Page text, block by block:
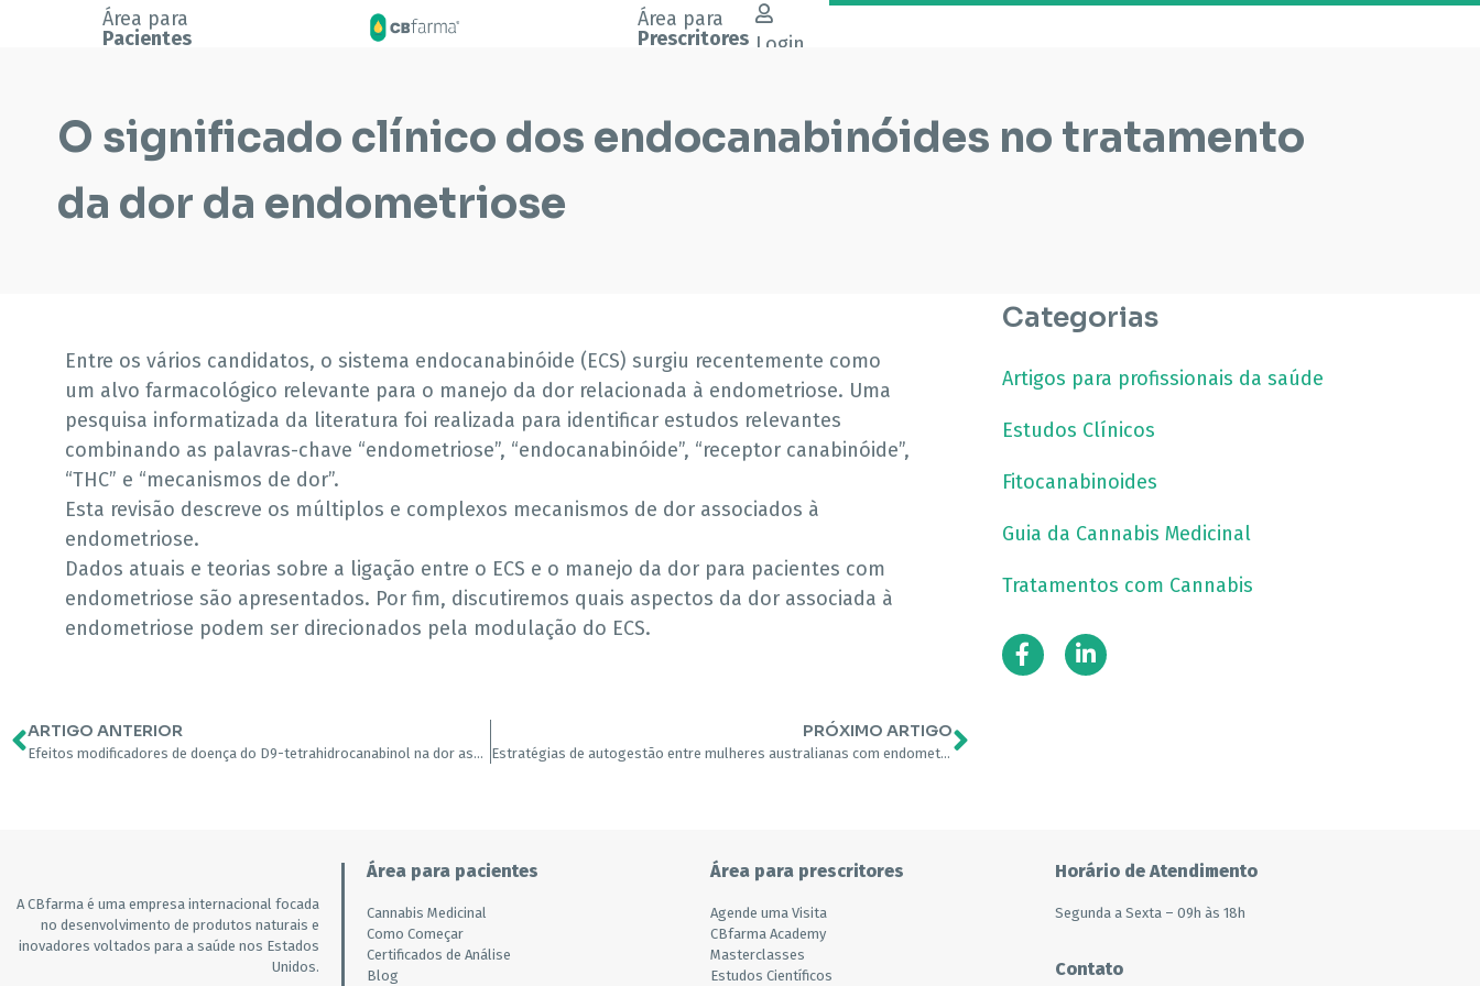
Área para
Pacientes
Área para
Prescritores Login
O significado clínico dos endocanabinóides no tratamento
da dor da endometriose
Entre os vários candidatos, o sistema endocanabinóide (ECS) surgiu recentemente como
um alvo farmacológico relevante para o manejo da dor relacionada à endometriose. Uma
pesquisa informatizada da literatura foi realizada para identificar estudos relevantes
combinando as palavras-chave “endometriose”, “endocanabinóide”, “receptor canabinóide”,
“THC” e “mecanismos de dor”.
Esta revisão descreve os múltiplos e complexos mecanismos de dor associados à
endometriose.
Dados atuais e teorias sobre a ligação entre o ECS e o manejo da dor para pacientes com
endometriose são apresentados. Por fim, discutiremos quais aspectos da dor associada à
endometriose podem ser direcionados pela modulação do ECS.
ARTIGO ANTERIOR
Efeitos modificadores de doença do D9-tetrahidrocanabinol na dor associada à endometriose
PRÓXIMO ARTIGO
Estratégias de autogestão entre mulheres australianas com endometriose: uma pesquisa nacional online
Categorias
Artigos para profissionais da saúde
Estudos Clínicos
Fitocanabinoides
Guia da Cannabis Medicinal
Tratamentos com Cannabis
A CBfarma é uma empresa internacional focada
no desenvolvimento de produtos naturais e
inovadores voltados para a saúde nos Estados
Unidos.
Área para pacientes
Cannabis Medicinal
Como Começar
Certificados de Análise
Blog
Área para prescritores
Agende uma Visita
CBfarma Academy
Masterclasses
Estudos Científicos
Horário de Atendimento
Segunda a Sexta – 09h às 18h
Contato